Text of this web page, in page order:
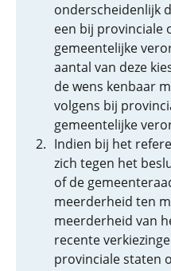
onderscheidenlijk
een bij provinciale
gemeentelijke
aantal van deze
de wens kenbaar
volgens bij
gemeentelijke
Indien bij het
zich tegen het
of de
meerderheid ten
meerderheid van
recente
provinciale staten